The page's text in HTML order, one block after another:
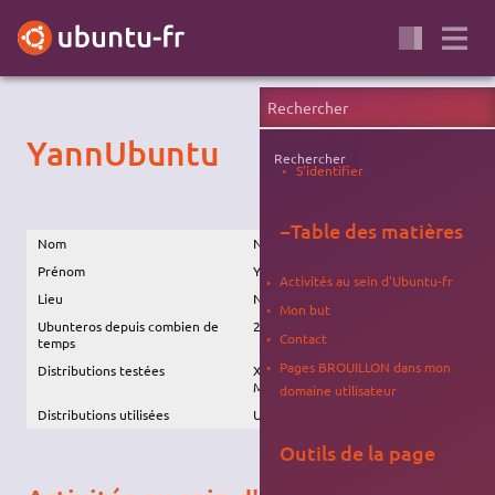
YannUbuntu
Nom
NC
Prénom
Yann
Lieu
NC
Ubunteros depuis combien de
temps
2007
Distributions testées
X*K*L*Ubuntu, Fedora, Mint,
Mandriva
Distributions utilisées
Ubuntu et Xubuntu depuis Gutsy
Rechercher
S'identifier
−Table des matières
Activités au sein d'Ubuntu-fr
Mon but
Contact
Pages BROUILLON dans mon
domaine utilisateur
Outils de la page